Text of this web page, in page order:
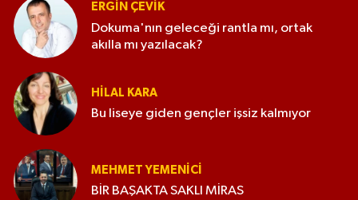
ERGIN ÇEVİK
Dokuma'nın geleceği rantla mı, ortak
akılla mı yazılacak?
HILAL KARA
Bu liseye giden gençler işsiz kalmıyor
MEHMET YEMENICI
BİR BAŞAKTA SAKLI MİRAS